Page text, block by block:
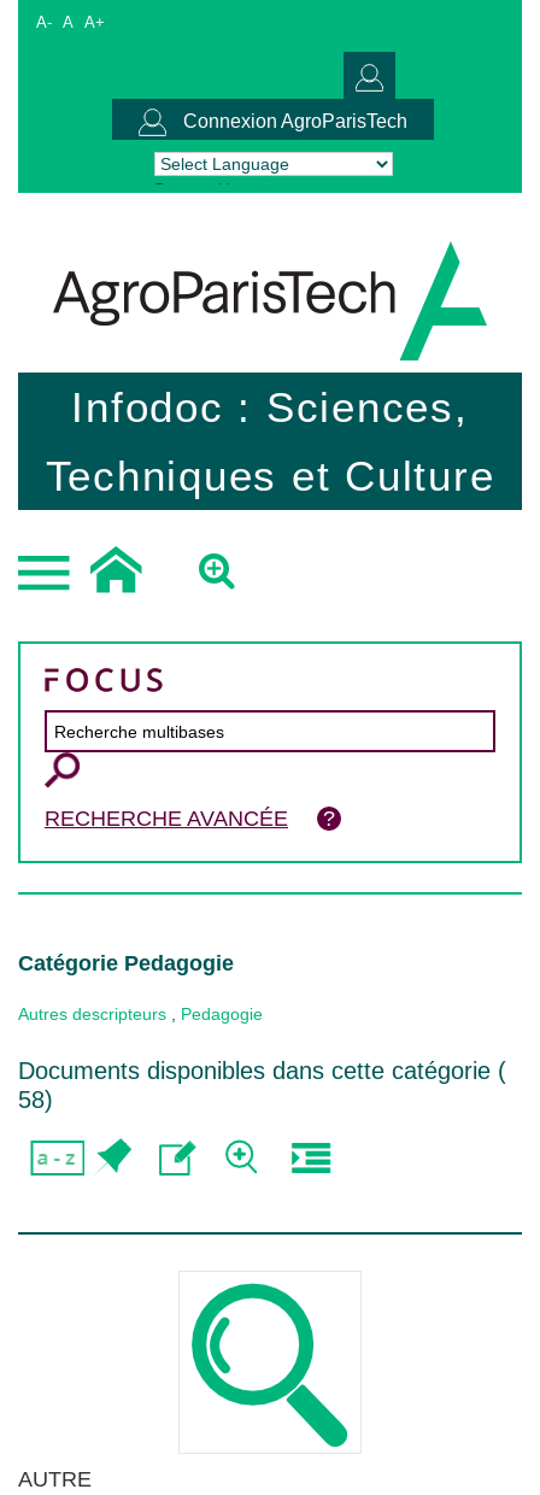
A- A A+
Connexion AgroParisTech
Powered by Translate
Infodoc : Sciences,
Techniques et Culture
RECHERCHE AVANCÉE
Catégorie Pedagogie
Autres descripteurs Pedagogie
Documents disponibles dans cette catégorie (
58)
AUTRE